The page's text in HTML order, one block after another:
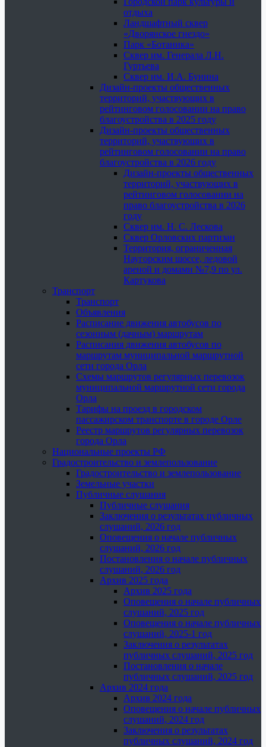
отдыха
Ландшафтный сквер
«Дворянское гнездо»
Парк «Ботаника»
Сквер им. Генерала Л.Н.
Гуртьева
Сквер им. И.А. Бунина
Дизайн-проекты общественных
территорий, участвующих в
рейтинговом голосовании на право
благоустройства в 2025 году
Дизайн-проекты общественных
территорий, участвующих в
рейтинговом голосовании на право
благоустройства в 2026 году
Дизайн-проекты общественных
территорий, участвующих в
рейтинговом голосовании на
право благоустройства в 2026
году
Сквер им. Н. С. Лескова
Сквер Орловских партизан
Территория, ограниченная
Наугорским шоссе, ледовой
ареной и домами №7,9 по ул.
Картукова
Транспорт
Транспорт
Объявления
Расписание движения автобусов по
сезонным (дачным) маршрутам
Расписания движения автобусов по
маршрутам муниципальной маршрутной
сети города Орла
Схемы маршрутов регулярных перевозок
муниципальной маршрутной сети города
Орла
Тарифы на проезд в городском
пассажирском транспорте в городе Орле
Реестр маршрутов регулярных перевозок
города Орла
Национальные проекты РФ
Градостроительство и землепользование
Градостроительство и землепользование
Земельные участки
Публичные слушания
Публичные слушания
Заключения о результатах публичных
слушаний, 2026 год
Оповещения о начале публичных
слушаний, 2026 год
Постановления о начале публичных
слушаний, 2026 год
Архив 2025 года
Архив 2025 года
Оповещения о начале публичных
слушаний, 2025 год
Оповещения о начале публичных
слушаний, 2025-1 год
Заключения о результатах
публичных слушаний, 2025 год
Постановления о начале
публичных слушаний, 2025 год
Архив 2024 года
Архив 2024 года
Оповещения о начале публичных
слушаний, 2024 год
Заключения о результатах
публичных слушаний, 2024 год